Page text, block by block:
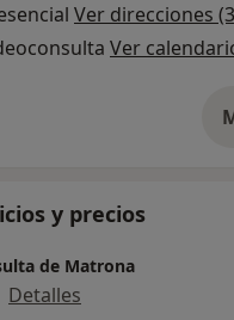
Ver direcciones
Ver
y precios
de Matrona
Detalles